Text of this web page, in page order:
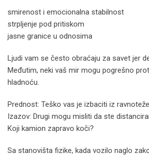
smirenost i emocionalna stabilnost
strpljenje pod pritiskom
jasne granice u odnosima
Ljudi vam se često obraćaju za savet jer
Međutim, neki vaš mir mogu pogrešno
hladnoću.
Prednost: Teško vas je izbaciti iz ravnoteže.
Izazov: Drugi mogu misliti da ste
Koji kamion zapravo koči?
Sa stanovišta fizike, kada vozilo naglo